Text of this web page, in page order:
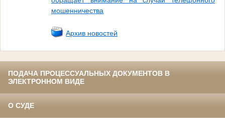
мошенничества
Архив новостей
ПОДАЧА ПРОЦЕССУАЛЬНЫХ ДОКУМЕНТОВ В
ЭЛЕКТРОННОМ ВИДЕ
О СУДЕ